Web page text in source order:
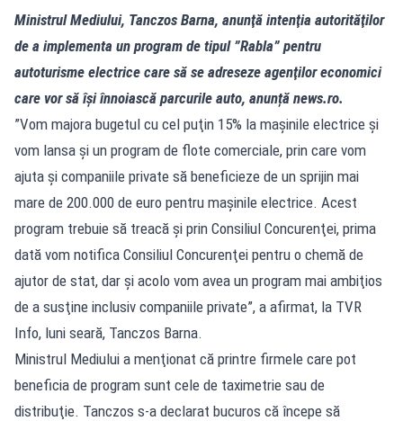
Ministrul Mediului, Tanczos Barna, anunţă intenţia autorităţilor
de a implementa un program de tipul ”Rabla” pentru
autoturisme electrice care să se adreseze agenţilor economici
care vor să îşi înnoiască parcurile auto, anunță news.ro.
”Vom majora bugetul cu cel puţin 15% la maşinile electrice şi
vom lansa şi un program de flote comerciale, prin care vom
ajuta şi companiile private să beneficieze de un sprijin mai
mare de 200.000 de euro pentru maşinile electrice. Acest
program trebuie să treacă şi prin Consiliul Concurenţei, prima
dată vom notifica Consiliul Concurenţei pentru o chemă de
ajutor de stat, dar şi acolo vom avea un program mai ambiţios
de a susţine inclusiv companiile private”, a afirmat, la TVR
Info, luni seară, Tanczos Barna.
Ministrul Mediului a menţionat că printre firmele care pot
beneficia de program sunt cele de taximetrie sau de
distribuţie. Tanczos s-a declarat bucuros că începe să